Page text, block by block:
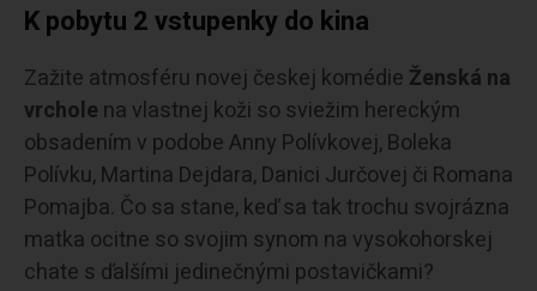
K pobytu 2 vstupenky do kina
Zažite atmosféru novej českej komédie Ženská na
vrchole na vlastnej koži so sviežim hereckým
obsadením v podobe Anny Polívkovej, Boleka
Polívku, Martina Dejdara, Danici Jurčovej či Romana
Pomajba. Čo sa stane, keď sa tak trochu svojrázna
matka ocitne so svojim synom na vysokohorskej
chate s ďalšími jedinečnými postavičkami?